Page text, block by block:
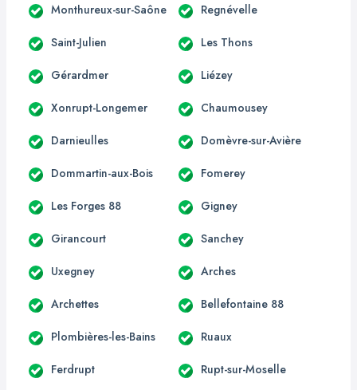
Monthureux-sur-Saône Regnévelle
Saint-Julien Les Thons
Gérardmer Liézey
Xonrupt-Longemer Chaumousey
Darnieulles Domèvre-sur-Avière
Dommartin-aux-Bois Fomerey
Les Forges 88 Gigney
Girancourt Sanchey
Uxegney Arches
Archettes Bellefontaine 88
Plombières-les-Bains Ruaux
Ferdrupt Rupt-sur-Moselle